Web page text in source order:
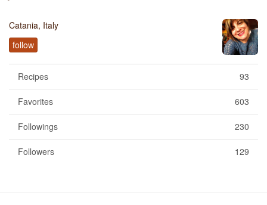
Catania, Italy
follow
93
Recipes
603
Favorites
230
Followings
129
Followers